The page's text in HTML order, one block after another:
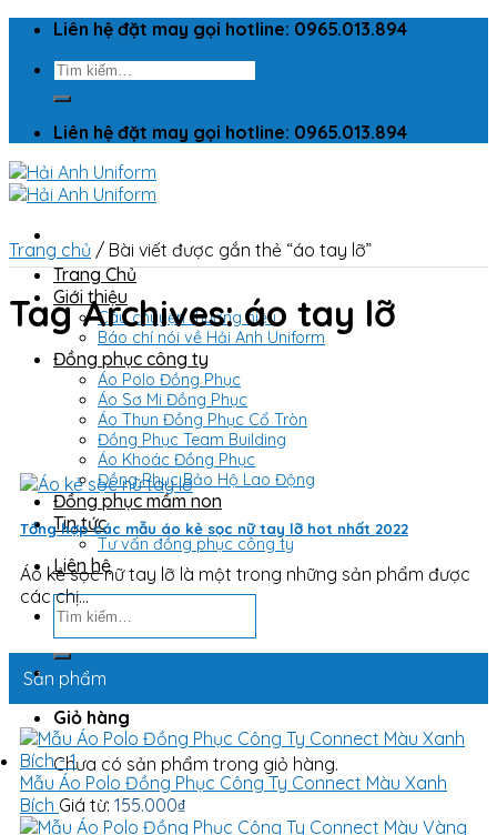
Skip
content
Liên hệ đặt may gọi hotline: 0965.013.894
Tìm
kiếm:
Liên hệ đặt may gọi hotline: 0965.013.894
Trang Chủ
Giới thiệu
Câu chuyện thương hiệu
Báo chí nói về Hải Anh Uniform
Đồng phục công ty
Áo Polo Đồng Phục
Áo Sơ Mi Đồng Phục
Áo Thun Đồng Phục Cổ Tròn
Đồng Phục Team Building
Áo Khoác Đồng Phục
Đồng Phục Bảo Hộ Lao Động
Đồng phục mầm non
Tin tức
Tư vấn đồng phục công ty
Liên hệ
Tìm
kiếm:
Giỏ hàng
Chưa có sản phẩm trong giỏ hàng.
Trang chủ / Bài viết được gắn thẻ “áo tay lỡ”
Tag Archives:áo tay lỡ
Tổng hợp các mẫu áo kẻ sọc nữ tay lỡ hot nhất 2022
Áo kẻ sọc nữ tay lỡ là một trong những sản phẩm được
các chị...
Sản phẩm
Mẫu Áo Polo Đồng Phục Công Ty Connect Màu Xanh
Bích Giá từ: 155.000₫